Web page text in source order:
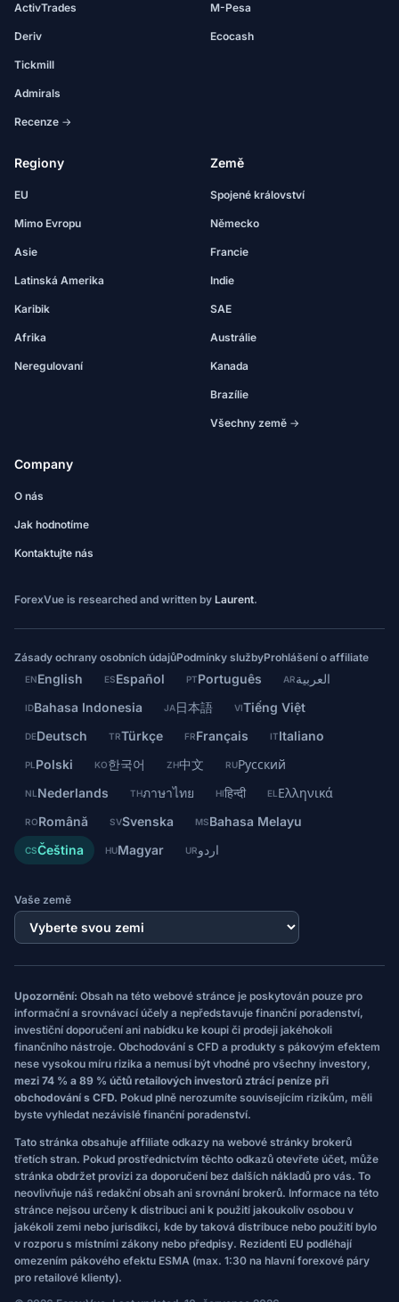
ActivTrades
Deriv
Tickmill
Admirals
Recenze →
M-Pesa
Ecocash
Regiony
EU
Mimo Evropu
Asie
Latinská Amerika
Karibik
Afrika
Neregulovaní
Země
Spojené království
Německo
Francie
Indie
SAE
Austrálie
Kanada
Brazílie
Všechny země →
Company
O nás
Jak hodnotíme
Kontaktujte nás
ForexVue is researched and written by Laurent.
Zásady ochrany osobních údajůPodmínky službyProhlášení o affiliate
ENEnglish ESEspañol PTPortuguês ARالعربية
IDBahasa Indonesia JA日本語 VITiếng Việt
DEDeutsch TRTürkçe FRFrançais ITItaliano
PL Polski KO한국어 ZH中文 RUРусский
NL Nederlands THภาษาไทย HIहिन्दी EL Ελληνικά
RORomână SVSvenska MSBahasa Melayu
CSČeština HUMagyar URاردو
Vaše země
Upozornění: Obsah na této webové stránce je poskytován pouze pro
informační a srovnávací účely a nepředstavuje finanční poradenství,
investiční doporučení ani nabídku ke koupi či prodeji jakéhokoli
finančního nástroje. Obchodování s CFD a produkty s pákovým efektem
nese vysokou míru rizika a nemusí být vhodné pro všechny investory,
mezi 74 % a 89 % účtů retailových investorů ztrácí peníze při
obchodování s CFD. Pokud plně nerozumíte souvisejícím rizikům, měli
byste vyhledat nezávislé finanční poradenství.
Tato stránka obsahuje affiliate odkazy na webové stránky brokerů
třetích stran. Pokud prostřednictvím těchto odkazů otevřete účet, může
stránka obdržet provizi za doporučení bez dalších nákladů pro vás. To
neovlivňuje náš redakční obsah ani srovnání brokerů. Informace na této
stránce nejsou určeny k distribuci ani k použití jakoukoliv osobou v
jakékoli zemi nebo jurisdikci, kde by taková distribuce nebo použití bylo
v rozporu s místními zákony nebo předpisy. Rezidenti EU podléhají
omezením pákového efektu ESMA (max. 1:30 na hlavní forexové páry
pro retailové klienty).